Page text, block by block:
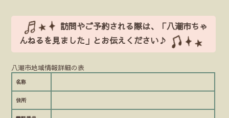
訪問やご予約される際は、「八潮市ちゃ
んねるを見ました」とお伝えください♪
八潮市地域情報詳細の表
名称
住所